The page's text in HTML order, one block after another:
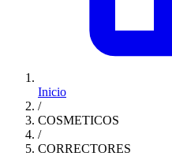
Inicio
/
COSMETICOS
/
CORRECTORES